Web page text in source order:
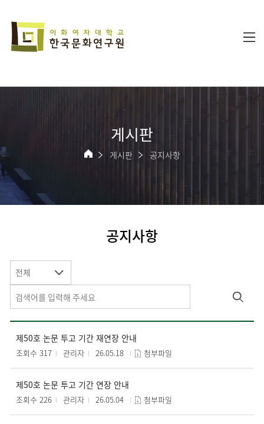
게시판
게시판 공지사항
공지사항
전체
제50호 논문 투고 기간 재연장 안내
조회수 317 관리자 26.05.18 첨부파일
제50호 논문 투고 기간 연장 안내
조회수 226 관리자 26.05.04 첨부파일